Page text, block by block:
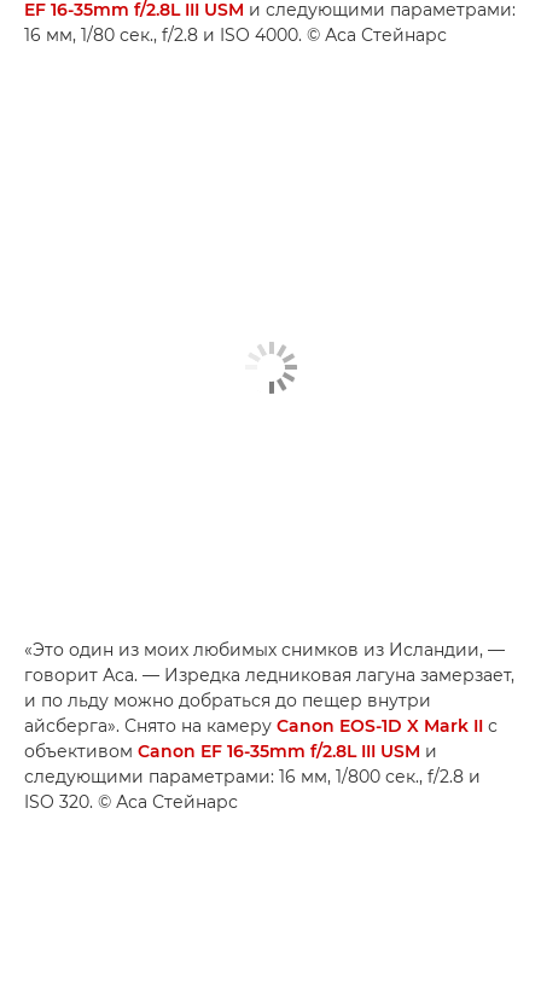
EF 16-35mm f/2.8L III USM и следующими параметрами:
16 мм, 1/80 сек., f/2.8 и ISO 4000. © Аса Стейнарс
«Это один из моих любимых снимков из Исландии, —
говорит Аса. — Изредка ледниковая лагуна замерзает,
и по льду можно добраться до пещер внутри
айсберга». Снято на камеру Canon EOS-1D X Mark II с
объективом Canon EF 16-35mm f/2.8L III USM и
следующими параметрами: 16 мм, 1/800 сек., f/2.8 и
ISO 320. © Аса Стейнарс